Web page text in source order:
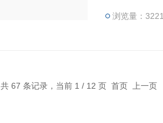
浏览量：3221
共 67 条记录，当前 1 / 12 页 首页 上一页